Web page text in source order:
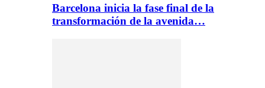
Barcelona inicia la fase final de la
transformación de la avenida…